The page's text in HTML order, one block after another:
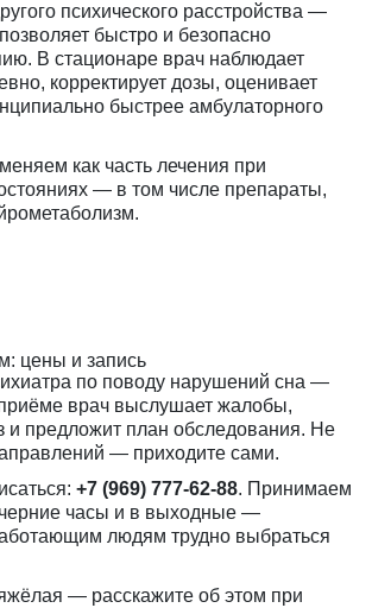
психического расстройства —
быстро и безопасно
В стационаре врач наблюдает
корректирует дозы, оценивает
быстрее амбулаторного
как часть лечения при
— в том числе препараты,
цены и запись
по поводу нарушений сна —
врач выслушает жалобы,
и предложит план обследования. Не
— приходите сами.
+7 (969) 777-62-88. Принимаем
часы и в выходные —
людям трудно выбраться
— расскажите об этом при